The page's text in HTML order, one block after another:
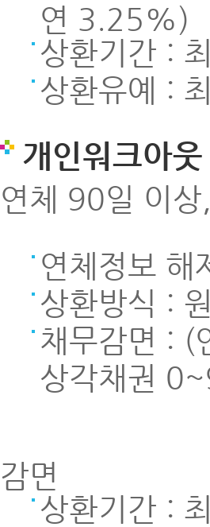
연 3.25%)
상환기간 :
상환유예 :
개인워크아웃
연체 90일 이
연체정보
상환방식 :
채무감면 : (
상각채
* 기초생
** 소상
감면
상환기간 :